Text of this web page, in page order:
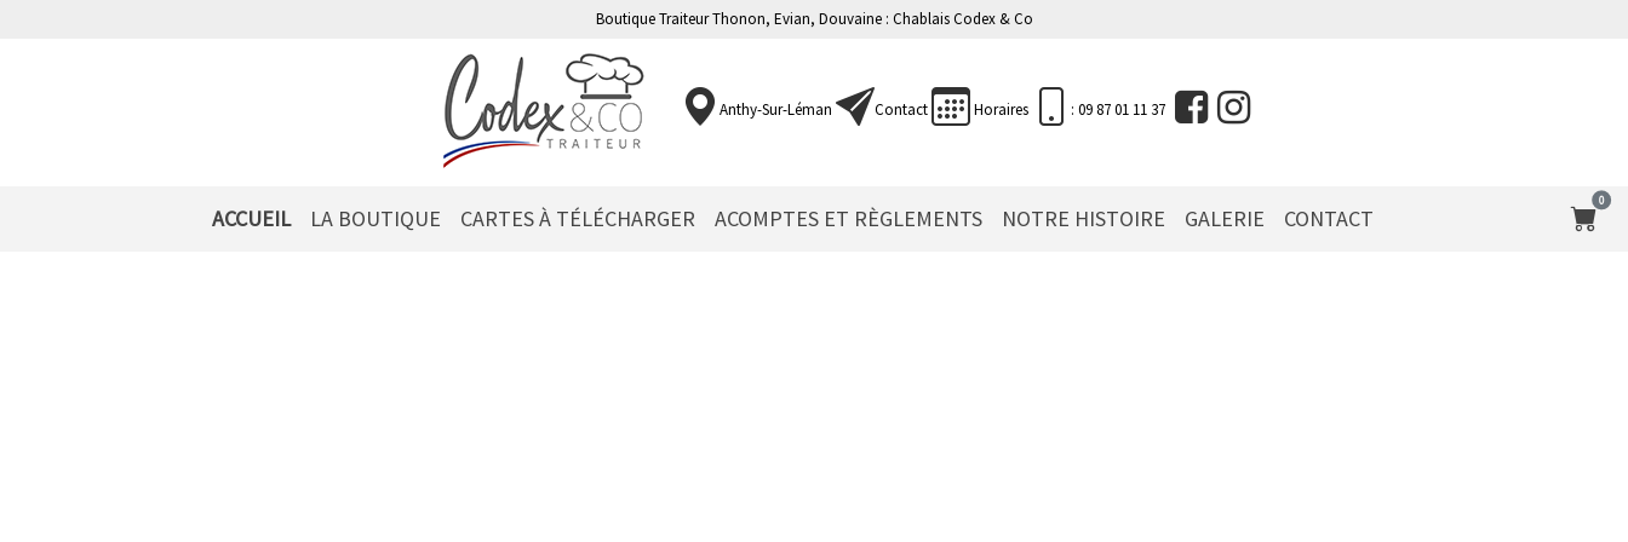
Boutique Traiteur Thonon, Evian, Douvaine : Chablais Codex & Co
Anthy-Sur-Léman Contact Horaires : 09 87 01 11 37
ACCUEIL LA BOUTIQUE CARTES À TÉLÉCHARGER ACOMPTES ET RÈGLEMENTS NOTRE HISTOIRE GALERIE CONTACT
0